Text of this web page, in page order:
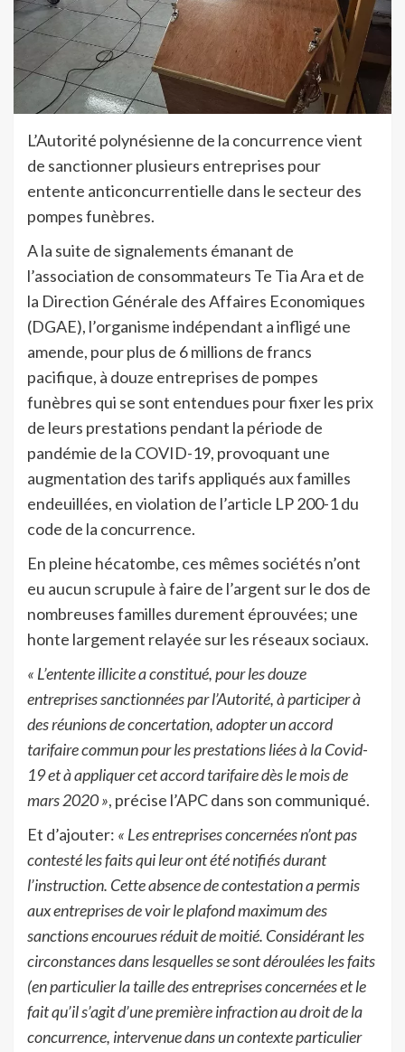
L’Autorité polynésienne de la concurrence vient
de sanctionner plusieurs entreprises pour
entente anticoncurrentielle dans le secteur des
pompes funèbres.
A la suite de signalements émanant de
l’association de consommateurs Te Tia Ara et de
la Direction Générale des Affaires Economiques
(DGAE), l’organisme indépendant a infligé une
amende, pour plus de 6 millions de francs
pacifique, à douze entreprises de pompes
funèbres qui se sont entendues pour fixer les prix
de leurs prestations pendant la période de
pandémie de la COVID-19, provoquant une
augmentation des tarifs appliqués aux familles
endeuillées, en violation de l’article LP 200-1 du
code de la concurrence.
En pleine hécatombe, ces mêmes sociétés n’ont
eu aucun scrupule à faire de l’argent sur le dos de
nombreuses familles durement éprouvées; une
honte largement relayée sur les réseaux sociaux.
« L’entente illicite a constitué, pour les douze
entreprises sanctionnées par l’Autorité, à participer à
des réunions de concertation, adopter un accord
tarifaire commun pour les prestations liées à la Covid-
19 et à appliquer cet accord tarifaire dès le mois de
mars 2020 », précise l’APC dans son communiqué.
Et d’ajouter: « Les entreprises concernées n’ont pas
contesté les faits qui leur ont été notifiés durant
l’instruction. Cette absence de contestation a permis
aux entreprises de voir le plafond maximum des
sanctions encourues réduit de moitié. Considérant les
circonstances dans lesquelles se sont déroulées les faits
(en particulier la taille des entreprises concernées et le
fait qu’il s’agit d’une première infraction au droit de la
concurrence, intervenue dans un contexte particulier